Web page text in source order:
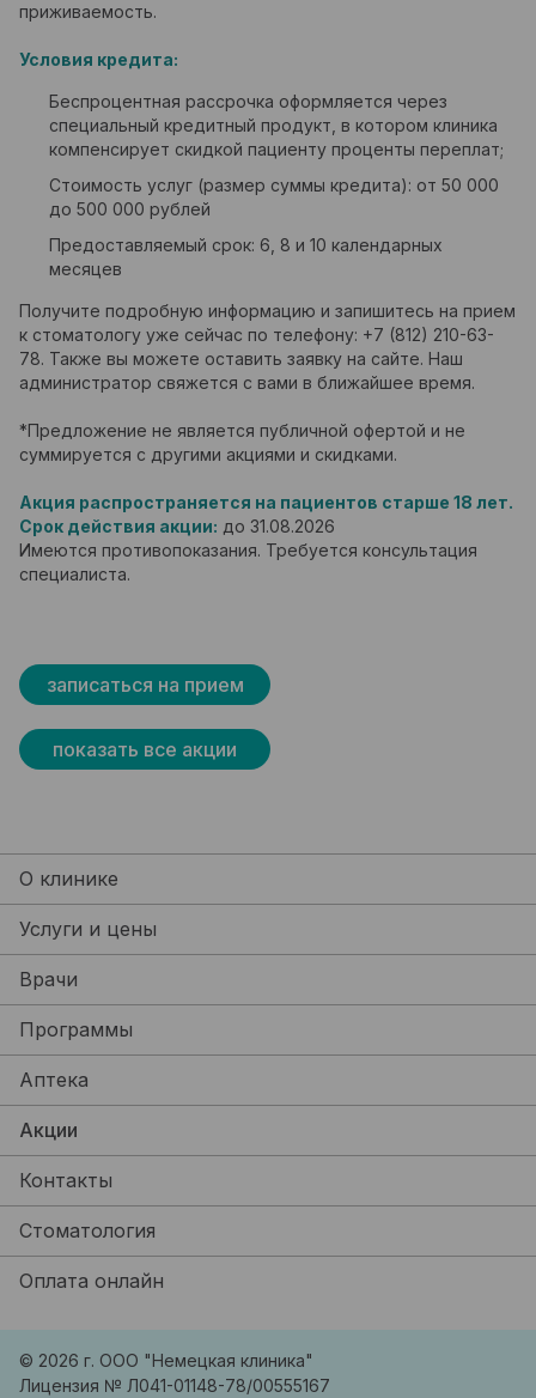
приживаемость.
Условия кредита:
Беспроцентная рассрочка оформляется через
специальный кредитный продукт, в котором клиника
компенсирует скидкой пациенту проценты переплат;
Стоимость услуг (размер суммы кредита): от 50 000
до 500 000 рублей
Предоставляемый срок: 6, 8 и 10 календарных
месяцев
Получите подробную информацию и запишитесь на прием
к стоматологу уже сейчас по телефону: +7 (812) 210-63-
78. Также вы можете оставить заявку на сайте. Наш
администратор свяжется с вами в ближайшее время.
*Предложение не является публичной офертой и не
суммируется с другими акциями и скидками.
Акция распространяется на пациентов старше 18 лет.
Срок действия акции: до 31.08.2026
Имеются противопоказания. Требуется консультация
специалиста.
записаться на прием
показать все акции
О клинике
Услуги и цены
Врачи
Программы
Аптека
Акции
Контакты
Стоматология
Оплата онлайн
© 2026 г. ООО "Немецкая клиника"
Лицензия № Л041-01148-78/00555167